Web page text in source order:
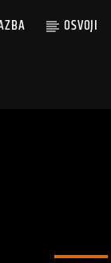
OSVOJI